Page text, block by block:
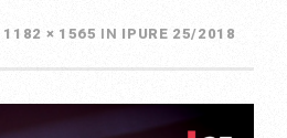
1182 × 1565 IN IPURE 25/2018